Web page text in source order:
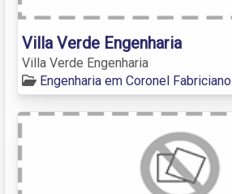
Villa Verde Engenharia
Villa Verde Engenharia
Engenharia em Coronel Fabriciano